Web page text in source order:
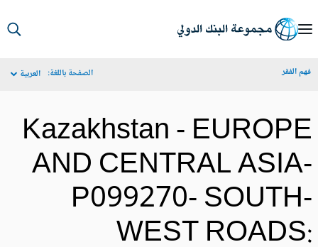
الفقر الصفحة باللغة: العربية
Kazakhstan -
AND CENTRAL
P099270-
WEST